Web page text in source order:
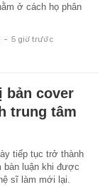
ở cách họ phân
- 5 giờ trước
bản cover
trung tâm
tiếp tục trở thành
bàn luận khi được
sĩ làm mới lại.